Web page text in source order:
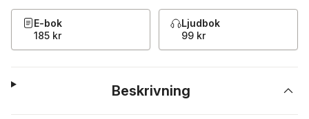
E-bok
185 kr
Ljudbok
99 kr
Beskrivning